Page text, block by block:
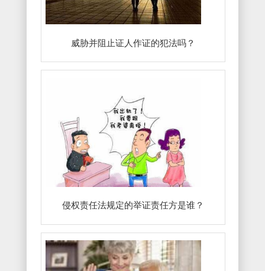
威胁并阻止证人作证的犯法吗？
侵权责任法规定的举证责任方是谁？